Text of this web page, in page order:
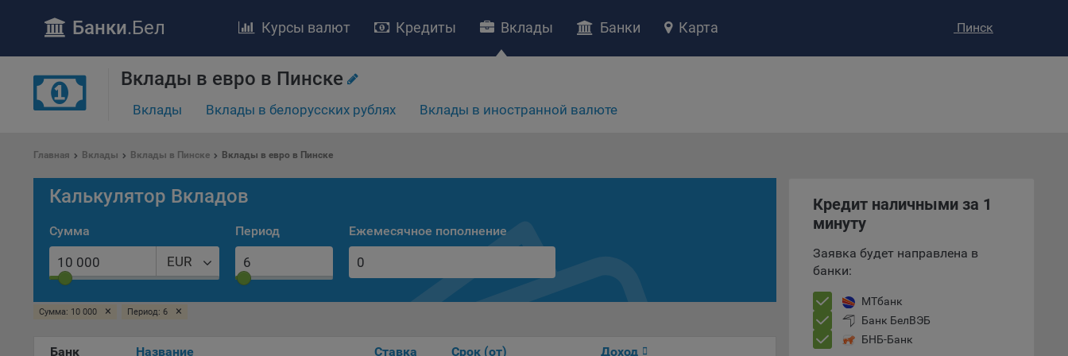
уделяет особое внимание защите персональных данных при их обработке и
осуществляют использование веб-сайта Общества с доменным именем
«bankibel.by», для каких целей и каким образом Общество обрабатывает
компьютера (мобильного устройства) пользователя сайта Общества,
Банки.Бел Пинск
Курсы валют Кредиты Вклады Банки Карта
Вклады в евро в Пинске
Вклады Вклады в белорусских рублях Вклады в иностранной валюте
Главная Вклады Вклады в Пинске Вклады в евро в Пинске
Калькулятор Вкладов
Сумма
EUR
Период Ежемесячное пополнение
Сумма: 10 000 × Период: 6 ×
Банк Название Ставка Срок (от) Доход
Кредит наличными за 1
минуту
Заявка будет направлена в
банки:
МТбанк
Банк БелВЭБ
БНБ-Банк